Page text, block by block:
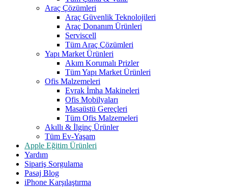
Araç Çözümleri
Araç Güvenlik Teknolojileri
Araç Donanım Ürünleri
Serviscell
Tüm Araç Çözümleri
Yapı Market Ürünleri
Akım Korumalı Prizler
Tüm Yapı Market Ürünleri
Ofis Malzemeleri
Evrak İmha Makineleri
Ofis Mobilyaları
Masaüstü Gereçleri
Tüm Ofis Malzemeleri
Akıllı & İlginç Ürünler
Tüm Ev-Yaşam
Apple Eğitim Ürünleri
Yardım
Sipariş Sorgulama
Pasaj Blog
iPhone Karşılaştırma